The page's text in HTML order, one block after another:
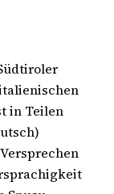
in Teilen